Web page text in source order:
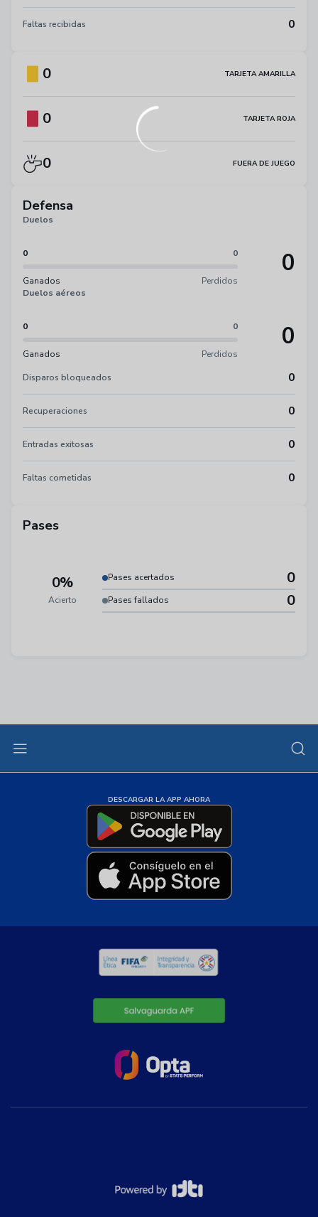
Faltas recibidas 0
0 TARJETA AMARILLA
0 TARJETA ROJA
0 FUERA DE JUEGO
Defensa
Duelos
0 0
Ganados Perdidos
0
Duelos aéreos
0 0
Ganados Perdidos
0
Disparos bloqueados 0
Recuperaciones 0
Entradas exitosas 0
Faltas cometidas 0
Pases
0%
Acierto
Pases acertados 0
Pases fallados 0
DESCARGAR LA APP AHORA